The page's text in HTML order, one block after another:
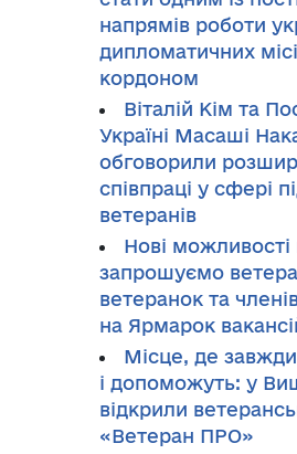
напрямів роботи
дипломатичних
кордоном
Віталій Кім та
Україні Масаші
обговорили
співпраці у сфері
ветеранів
Нові можливості
запрошуємо
ветеранок та
на Ярмарок
Місце, де
і допоможуть: у
відкрили
«Ветеран ПРО»